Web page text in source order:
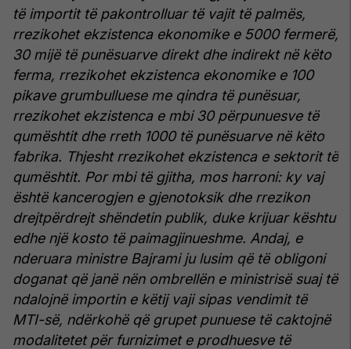
të importit të pakontrolluar të vajit të palmës,
rrezikohet ekzistenca ekonomike e 5000 fermerë,
30 mijë të punësuarve direkt dhe indirekt në këto
ferma, rrezikohet ekzistenca ekonomike e 100
pikave grumbulluese me qindra të punësuar,
rrezikohet ekzistenca e mbi 30 përpunuesve të
qumështit dhe rreth 1000 të punësuarve në këto
fabrika. Thjesht rrezikohet ekzistenca e sektorit të
qumështit. Por mbi të gjitha, mos harroni: ky vaj
është kancerogjen e gjenotoksik dhe rrezikon
drejtpërdrejt shëndetin publik, duke krijuar kështu
edhe një kosto të paimagjinueshme. Andaj, e
nderuara ministre Bajrami ju lusim që të obligoni
doganat që janë nën ombrellën e ministrisë suaj të
ndalojnë importin e këtij vaji sipas vendimit të
MTI-së, ndërkohë që grupet punuese të caktojnë
modalitetet për furnizimet e prodhuesve të